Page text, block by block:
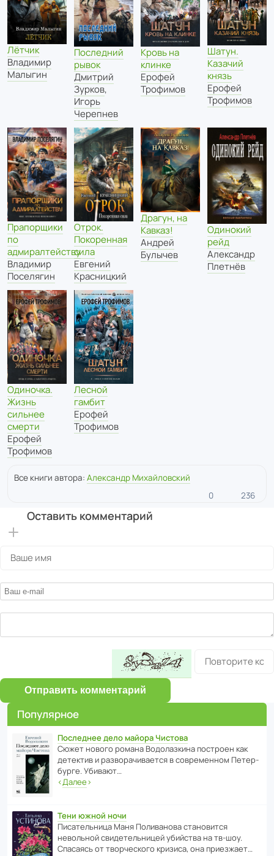
Лётчик
Владимир
Малыгин
Последний
рывок
Дмитрий
Зурков,
Игорь
Черепнев
Кровь на
клинке
Ерофей
Трофимов
Шатун.
Казачий
князь
Ерофей
Трофимов
Прапорщики
по
адмиралтейству
Владимир
Поселягин
Отрок.
Покоренная
сила
Евгений
Красницкий
Драгун, на
Кавказ!
Андрей
Булычев
Одинокий
рейд
Александр
Плетнёв
Одиночка.
Жизнь
сильнее
смерти
Ерофей
Трофимов
Лесной
гамбит
Ерофей
Трофимов
Все книги автора: Александр Михайловский
0
236
Оставить комментарий
Отправить комментарий
Популярное
Последнее дело майора Чистова
Сюжет нового романа Водо­ла­з­кина пост­роен как
дете­ктив и разво­ра­чи­ва­ется в совре­менном Пете­р­
бурге. Убивают…
‹Далее›
Тени южной ночи
Писа­тель­ница Маня Поли­ва­нова стано­вится
невольной свиде­тель­ницей убийства на тв-шоу.
Спасаясь от твор­че­с­кого кризиса, она приезжает…